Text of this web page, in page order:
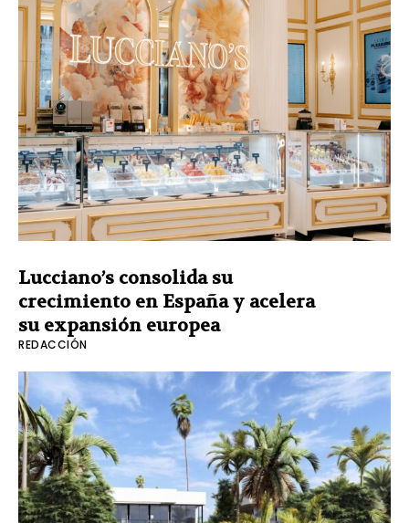
Lucciano’s consolida su
crecimiento en España y acelera
su expansión europea
REDACCIÓN